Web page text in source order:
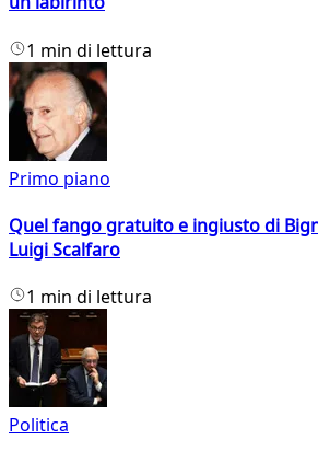
1 min di lettura
Primo piano
Quel fango gratuito e ingiusto di
Luigi Scalfaro
1 min di lettura
Politica